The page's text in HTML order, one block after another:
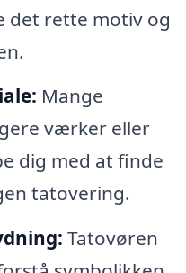
det rette motiv og
Mange
værker eller
dig med at finde
tatovering.
Tatovøren